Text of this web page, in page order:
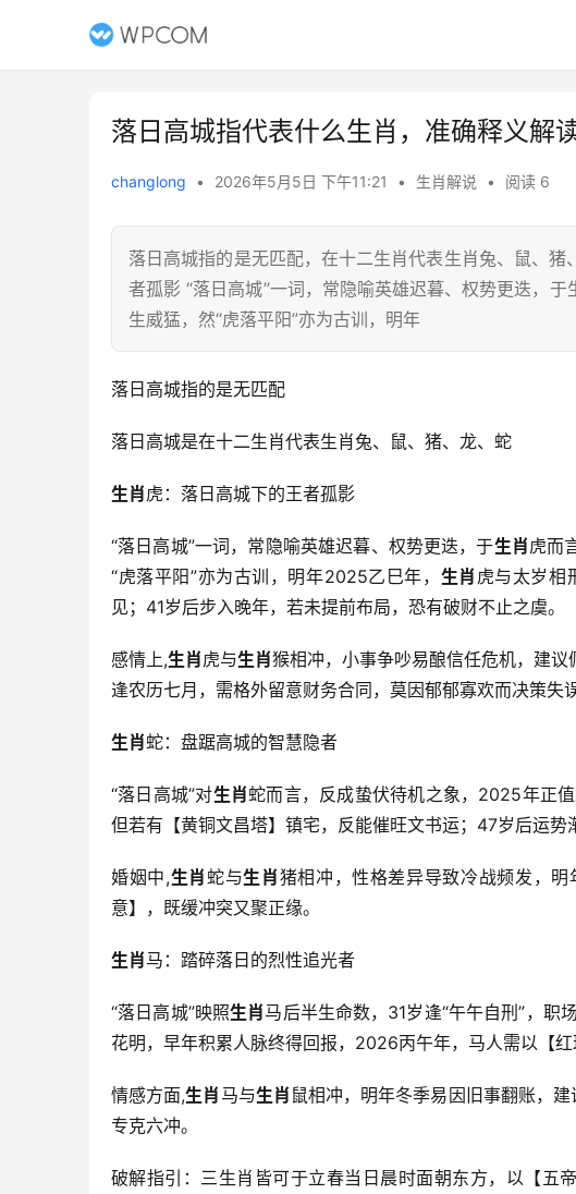
落日高城指代表什么生肖，准确释义解
changlong • 2026年5月5日 下午11:21 • 生肖解说 • 阅读 6
落日高城指的是无匹配，在十二生肖代表生肖兔、鼠、
者孤影 “落日高城”一词，常隐喻英雄迟暮、权势更迭，
生威猛，然“虎落平阳”亦为古训，明年
落日高城指的是无匹配
落日高城是在十二生肖代表生肖兔、鼠、猪、龙、蛇
生肖虎：落日高城下的王者孤影
“落日高城”一词，常隐喻英雄迟暮、权势更迭，于生肖虎而
“虎落平阳”亦为古训，明年2025乙巳年， 生肖 虎与太岁相
见；41岁后步入晚年，若未提前布局，恐有破财不止之虞。
感情上,生肖虎与生肖猴相冲，小事争吵易酿信任危机，建
逢农历七月，需格外留意财务合同，莫因郁郁寡欢而决策失误
生肖蛇：盘踞高城的智慧隐者
“落日高城”对生肖蛇而言，反成蛰伏待机之象，2025年正
但若有【黄铜文昌塔】镇宅，反能催旺文书运；47岁后运势
婚姻中,生肖蛇与生肖猪相冲，性格差异导致冷战频发，
意】，既缓冲突又聚正缘。
生肖马：踏碎落日的烈性追光者
“落日高城”映照生肖马后半生命数，31岁逢“午午自刑”，
花明，早年积累人脉终得回报，2026丙午年，马人需以【
情感方面,生肖 马与生肖 鼠相冲，明年冬季易因旧事翻账，建
专克六冲。
破解指引：三生肖皆可于立春当日晨时面朝东方，以【五